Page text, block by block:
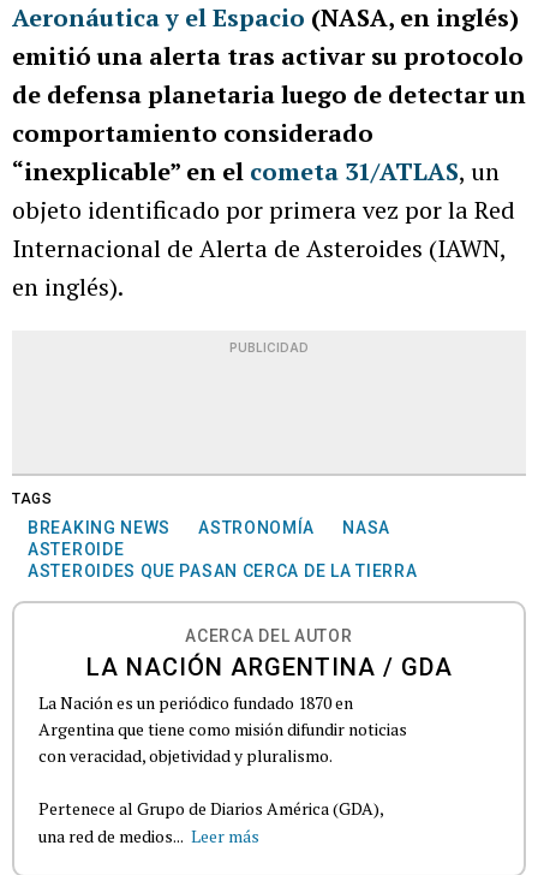
Aeronáutica y el Espacio (NASA, en inglés)
emitió una alerta tras activar su protocolo
de defensa planetaria luego de detectar un
comportamiento considerado
“inexplicable” en el cometa 31/ATLAS, un
objeto identificado por primera vez por la Red
Internacional de Alerta de Asteroides (IAWN,
en inglés).
PUBLICIDAD
TAGS
BREAKING NEWS ASTRONOMÍA
NASA
ASTEROIDE
ASTEROIDES QUE PASAN CERCA DE LA TIERRA
ACERCA DEL AUTOR
LA NACIÓN ARGENTINA / GDA
La Nación es un periódico fundado 1870 en
Argentina que tiene como misión difundir noticias
con veracidad, objetividad y pluralismo.
Pertenece al Grupo de Diarios América (GDA),
una red de medios... Leer más